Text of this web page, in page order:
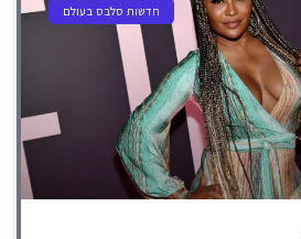
חדשות סלבס בעולם